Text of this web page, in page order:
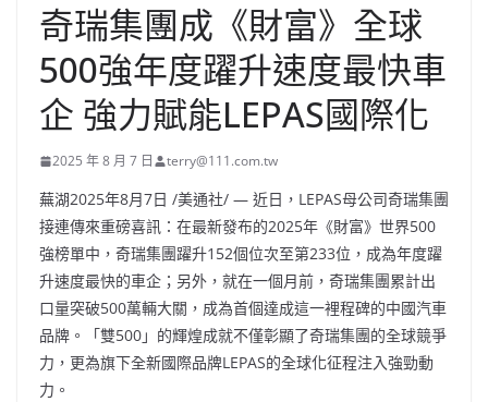
奇瑞集團成《財富》全球
500強年度躍升速度最快車
企 強力賦能LEPAS國際化
2025 年 8 月 7 日 terry@111.com.tw
蕪湖2025年8月7日 /美通社/ — 近日，LEPAS母公司奇瑞集團
接連傳來重磅喜訊：在最新發布的2025年《財富》世界500
強榜單中，奇瑞集團躍升152個位次至第233位，成為年度躍
升速度最快的車企；另外，就在一個月前，奇瑞集團累計出
口量突破500萬輛大關，成為首個達成這一裡程碑的中國汽車
品牌。「雙500」的輝煌成就不僅彰顯了奇瑞集團的全球競爭
力，更為旗下全新國際品牌LEPAS的全球化征程注入強勁動
力。